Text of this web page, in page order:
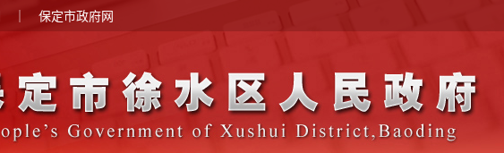
保定市政府网